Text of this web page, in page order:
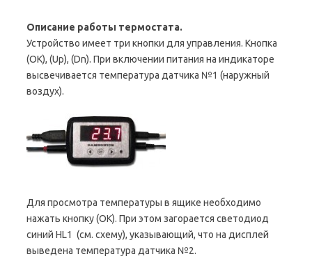
Описание работы термостата.
Устройство имеет три кнопки для управления. Кнопка
(ОК), (Up), (Dn). При включении питания на индикаторе
высвечивается температура датчика №1 (наружный
воздух).
Для просмотра температуры в ящике необходимо
нажать кнопку (ОК). При этом загорается светодиод
синий HL1 (см. схему), указывающий, что на дисплей
выведена температура датчика №2.